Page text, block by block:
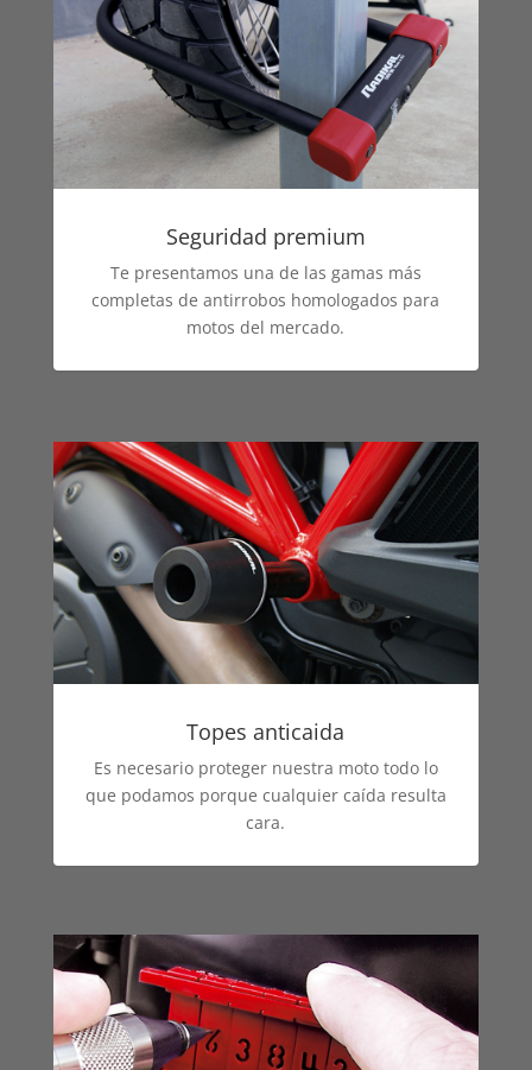
Seguridad premium
Te presentamos una de las gamas más
completas de antirrobos homologados para
motos del mercado.
Topes anticaida
Es necesario proteger nuestra moto todo lo
que podamos porque cualquier caída resulta
cara.